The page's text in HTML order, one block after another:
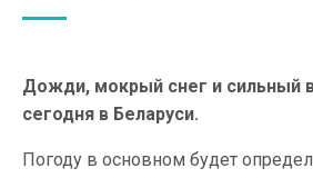
Дожди, мокрый снег и сильный
сегодня в Беларуси.
Погоду в основном будет